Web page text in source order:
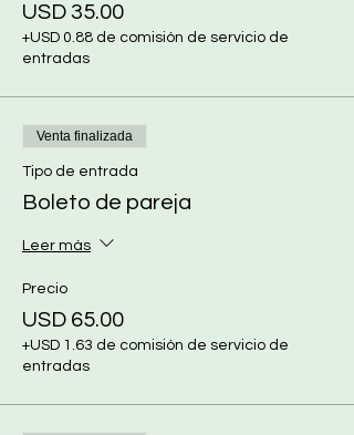
USD 35.00
+USD 0.88 de comisión de servicio de
entradas
Venta finalizada
Tipo de entrada
Boleto de pareja
Leer más
Precio
USD 65.00
+USD 1.63 de comisión de servicio de
entradas